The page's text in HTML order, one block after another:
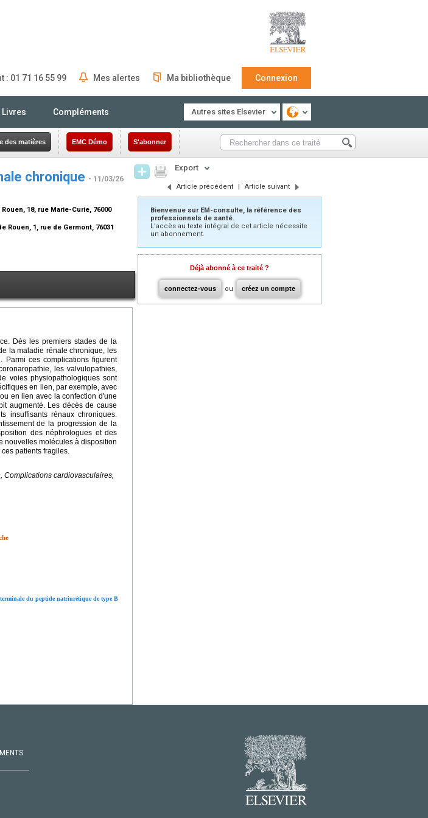
: 01 71 16 55 99 Mes alertes Ma bibliothèque Connexion
Livres Compléments Autres sites Elsevier
des matières EMC Démo S'abonner
chronique - 11/03/26
18, rue Marie-Curie, 76000
1, rue de Germont, 76031
Dès les premiers stades de la
la maladie rénale chronique, les
Parmi ces complications figurent
les valvulopathies,
voies physiopathologiques sont
en lien, par exemple, avec
en lien avec la confection d'une
augmenté. Les décès de cause
insuffisants rénaux chroniques.
de la progression de la
des néphrologues et des
nouvelles molécules à disposition
patients fragiles.
cardiovasculaires,
du peptide natriurétique de type B
Export
Article précédent | Article suivant
Bienvenue sur EM-consulte, la référence des
professionnels de santé.
L’accès au texte intégral de cet article nécessite
un abonnement.
Déjà abonné à ce traité ?
connectez-vous ou créez un compte